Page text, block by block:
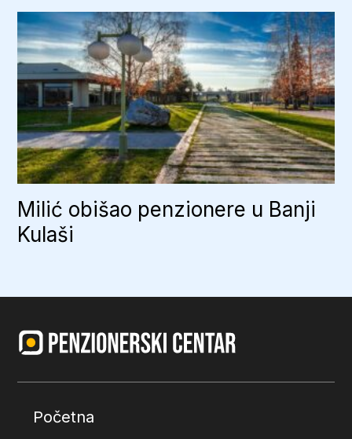
Milić obišao penzionere u Banji
Kulaši
Početna